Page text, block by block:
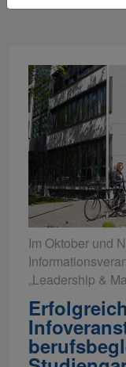
Im Oktober und
„Leadership &